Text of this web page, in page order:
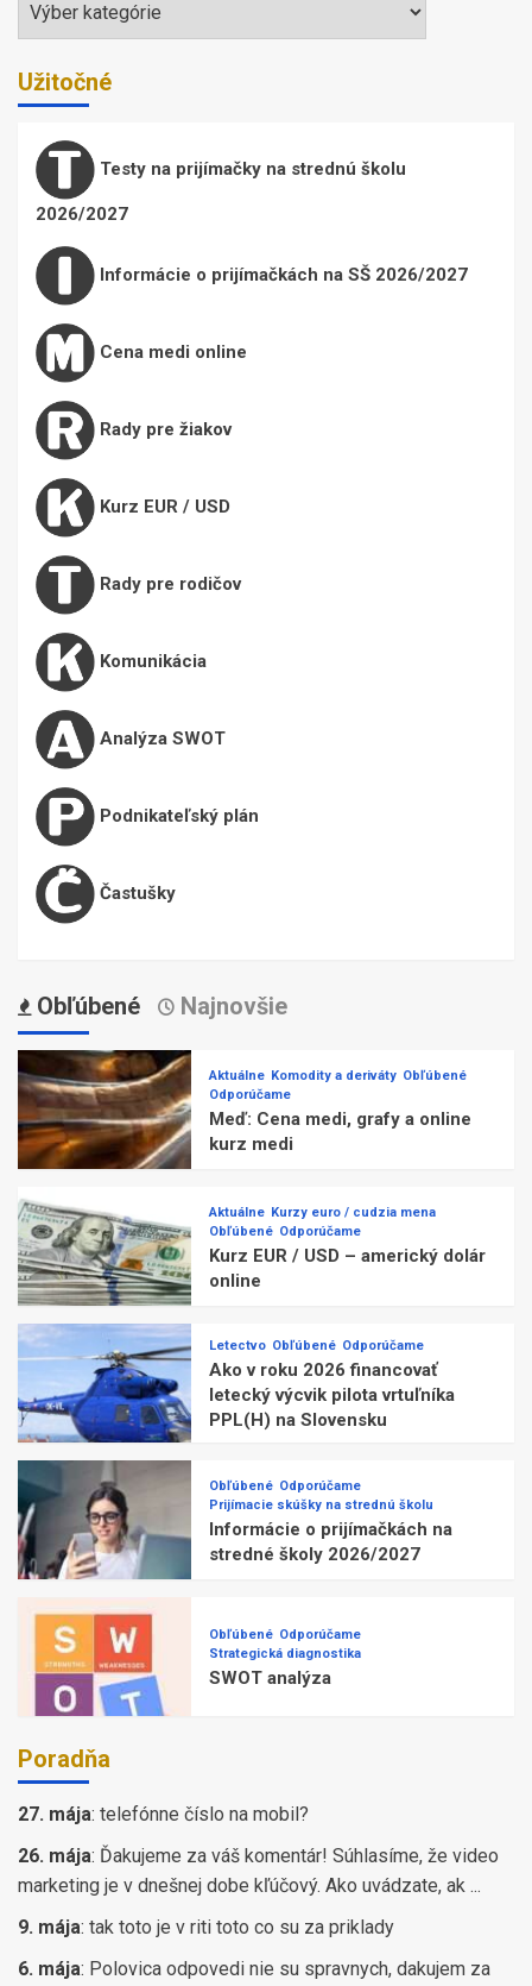
Užitočné
Testy na prijímačky na strednú školu
2026/2027
Informácie o prijímačkách na SŠ 2026/2027
Cena medi online
Rady pre žiakov
Kurz EUR / USD
Rady pre rodičov
Komunikácia
Analýza SWOT
Podnikateľský plán
Častušky
Obľúbené Najnovšie
Aktuálne Komodity a deriváty Obľúbené
Odporúčame
Meď: Cena medi, grafy a online
kurz medi
Aktuálne Kurzy euro / cudzia mena
Obľúbené Odporúčame
Kurz EUR / USD – americký dolár
online
Letectvo Obľúbené Odporúčame
Ako v roku 2026 financovať
letecký výcvik pilota vrtuľníka
PPL(H) na Slovensku
Obľúbené Odporúčame
Prijímacie skúšky na strednú školu
Informácie o prijímačkách na
stredné školy 2026/2027
Obľúbené Odporúčame
Strategická diagnostika
SWOT analýza
Poradňa
27. mája: telefónne číslo na mobil?
26. mája: Ďakujeme za váš komentár! Súhlasíme, že video
marketing je v dnešnej dobe kľúčový. Ako uvádzate, ak ...
9. mája: tak toto je v riti toto co su za priklady
6. mája: Polovica odpovedi nie su spravnych, dakujem za